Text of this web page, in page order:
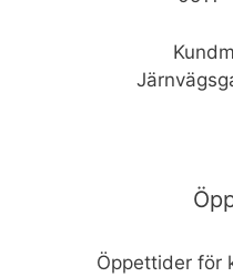
Öppettider för